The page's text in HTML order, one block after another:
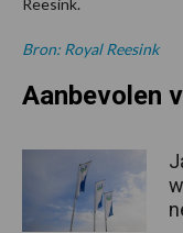
Bron: Royal Reesink
Aanbevolen